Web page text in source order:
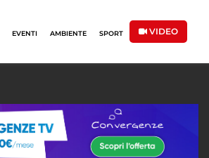
EVENTI AMBIENTE SPORT VIDEO